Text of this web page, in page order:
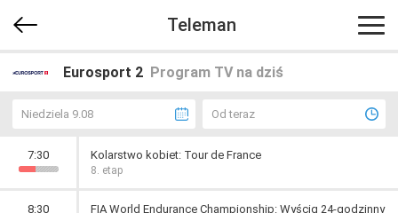
Teleman
Eurosport 2 Program TV na dziś
Niedziela 9.08 Od teraz
7:30 Kolarstwo kobiet: Tour de France
8. etap
8:30
FIA World Endurance Championship: Wyścig 24-godzinny